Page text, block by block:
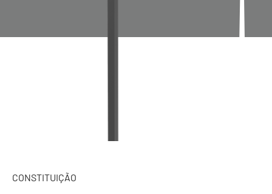
CONSTITUIÇÃO